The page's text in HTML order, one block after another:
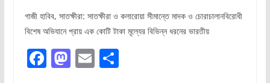
গাজী হাবিব, সাতক্ষীরা: সাতক্ষীরা ও কলারোয়া সীমান্তে মাদক ও চোরাচালানবিরোধী
বিশেষ অভিযানে প্রায় এক কোটি টাকা মূল্যের বিভিন্ন ধরনের ভারতীয়
F M E S